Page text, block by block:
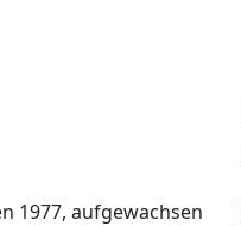
1977, aufgewachsen